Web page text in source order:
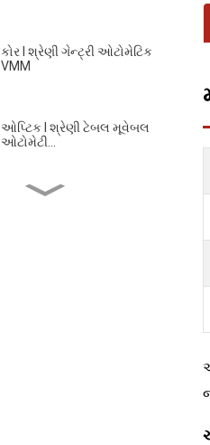
કોર I શ્રેણી ગેન્ટ્રી ઓટોમેટિક
VMM
ઓપ્ટિક I શ્રેણી ટેબલ મૂવેબલ
ઓટોમેટી...